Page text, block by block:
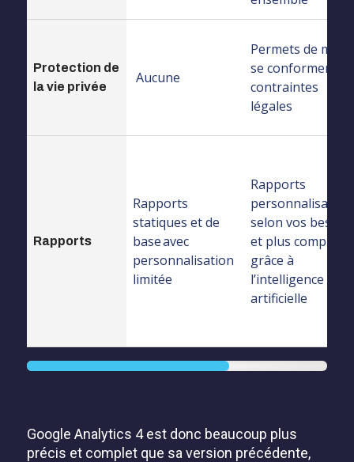
Protection de
la vie privée
Aucune
Permets de
se conformer aux
contraintes
légales
Rapports
Rapports
statiques et de
base avec
personnalisation
limitée
Rapports
personnalisables
selon vos
et plus complets
grâce à
l’intelligence
artificielle
Google Analytics 4 est donc beaucoup plus
précis et complet que sa version précédente,